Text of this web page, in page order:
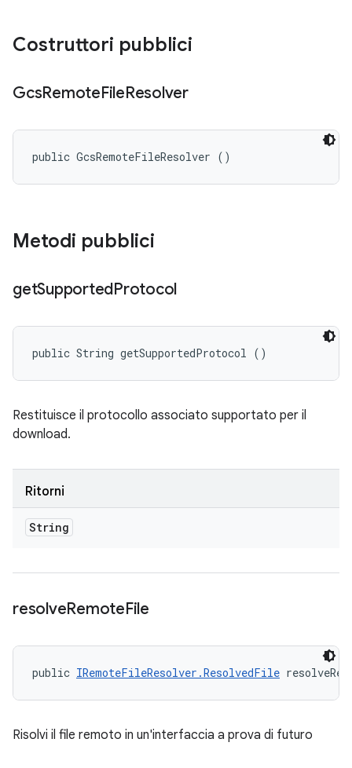
Costruttori pubblici
GcsRemoteFileResolver
public GcsRemoteFileResolver ()
Metodi pubblici
getSupportedProtocol
public String getSupportedProtocol ()
Restituisce il protocollo associato supportato per il
download.
Ritorni
String
resolveRemoteFile
public IRemoteFileResolver.ResolvedFile
Risolvi il file remoto in un'interfaccia a prova di futuro